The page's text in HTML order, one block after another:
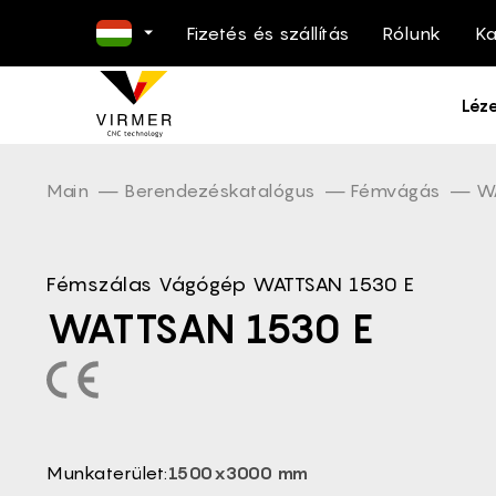
EN -
NL -
FR -
PL -
PT -
BG -
Fizetés és szállítás Rólunk
Main Berendezéskatalógus Fémvágás
Fémszálas Vágógép WATTSAN 1530 E
WATTSAN 1530 E
Munkaterület:1500x3000 mm